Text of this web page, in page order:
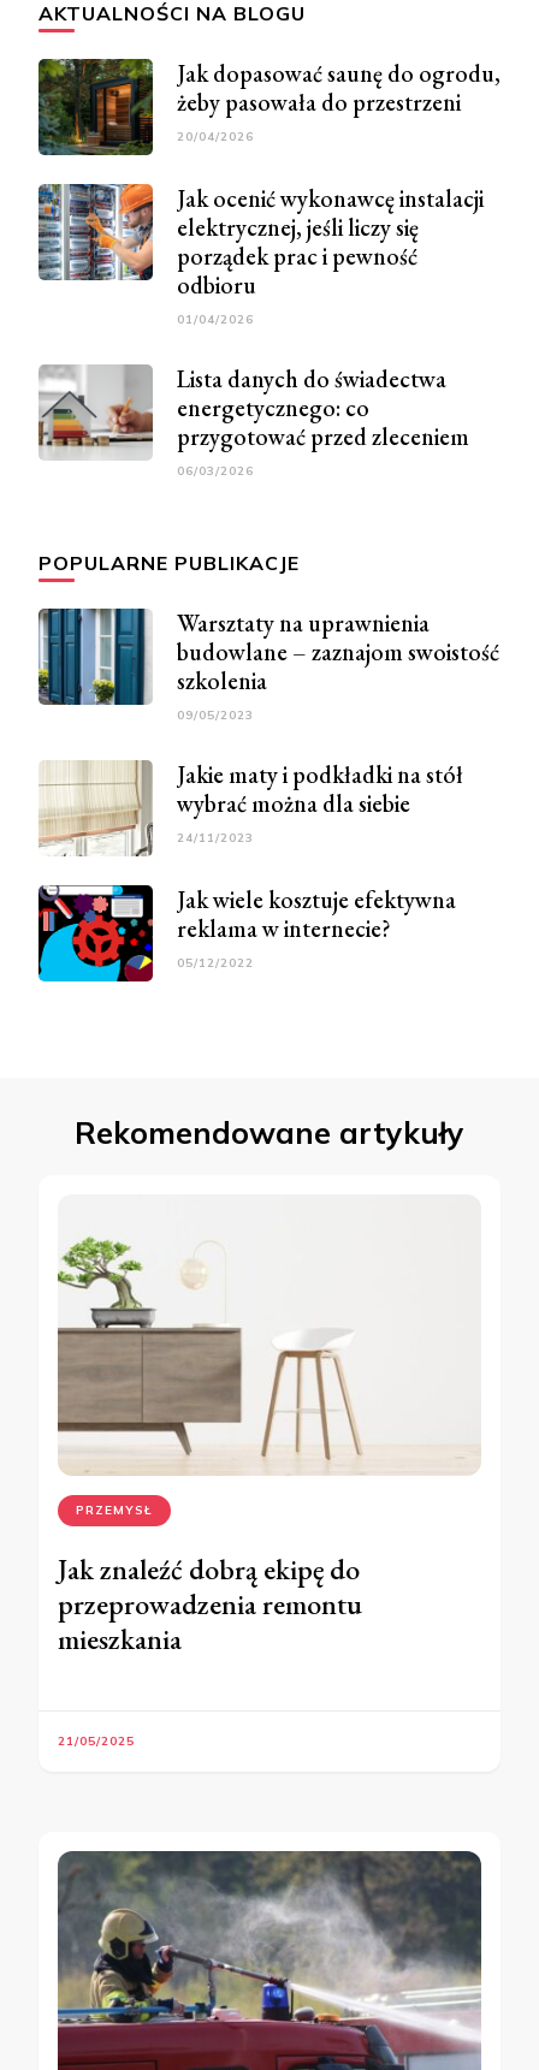
AKTUALNOŚCI NA BLOGU
Jak dopasować saunę do ogrodu,
żeby pasowała do przestrzeni
20/04/2026
Jak ocenić wykonawcę instalacji
elektrycznej, jeśli liczy się
porządek prac i pewność
odbioru
01/04/2026
Lista danych do świadectwa
energetycznego: co
przygotować przed zleceniem
06/03/2026
POPULARNE PUBLIKACJE
Warsztaty na uprawnienia
budowlane – zaznajom swoistość
szkolenia
09/05/2023
Jakie maty i podkładki na stół
wybrać można dla siebie
24/11/2023
Jak wiele kosztuje efektywna
reklama w internecie?
05/12/2022
Rekomendowane artykuły
PRZEMYSŁ
Jak znaleźć dobrą ekipę do
przeprowadzenia remontu
mieszkania
21/05/2025